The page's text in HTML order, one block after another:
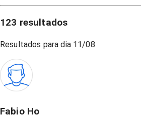
123 resultados
Resultados para dia 11/08
Fabio Ho